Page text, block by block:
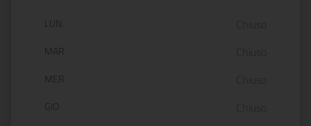
Orario di apertura:
LUN
MAR
MER
GIO